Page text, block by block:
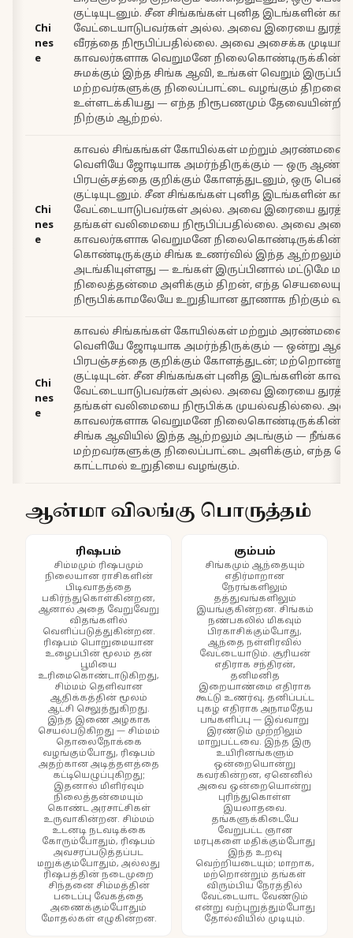
Chi
nes
e
குட்டியுடனும். சீன சிங்கங்கள் புனித இடங்களின்
வேட்டையாடுபவர்கள் அல்ல. அவை இரையை
வீரத்தை நிரூபிப்பதில்லை. அவை அசைக்க முடியாத
காவலர்களாக வெறுமனே
சுமக்கும் இந்த சிங்க ஆவி, உங்கள் வெறும்
மற்றவர்களுக்கு நிலைப்பாட்டை வழங்கும் திறனை
உள்ளடக்கியது — எந்த நிரூபணமும் தேவையின்றி
நிற்கும் ஆற்றல்.
Chi
nes
e
காவல் சிங்கங்கள் கோயில்கள் மற்றும்
வெளியே ஜோடியாக அமர்ந்திருக்கும் — ஒரு ஆண்
பிரபஞ்சத்தை குறிக்கும் கோளத்துடனும், ஒரு பெண்
குட்டியுடனும். சீன சிங்கங்கள் புனித இடங்களின்
வேட்டையாடுபவர்கள் அல்ல. அவை இரையை
தங்கள் வலிமையை நிரூபிப்பதில்லை. அவை
காவலர்களாக வெறுமனே
கொண்டிருக்கும் சிங்க உணர்வில் இந்த ஆற்றலும்
அடங்கியுள்ளது — உங்கள் இருப்பினால் மட்டுமே
நிலைத்தன்மை அளிக்கும் திறன், எந்த செயலையும்
நிரூபிக்காமலேயே உறுதியான தூணாக நிற்கும்
Chi
nes
e
காவல் சிங்கங்கள் கோயில்கள் மற்றும்
வெளியே ஜோடியாக அமர்ந்திருக்கும் — ஒன்று
பிரபஞ்சத்தை குறிக்கும் கோளத்துடன்; மற்றொன்று
குட்டியுடன். சீன சிங்கங்கள் புனித இடங்களின்
வேட்டையாடுபவர்கள் அல்ல. அவை இரையை
தங்கள் வலிமையை நிரூபிக்க முயல்வதில்லை.
காவலர்களாக வெறுமனே
சிங்க ஆவியில் இந்த ஆற்றலும் அடங்கும் — நீங்கள்
மற்றவர்களுக்கு நிலைப்பாட்டை அளிக்கும், எந்த
காட்டாமல் உறுதியை வழங்கும்.
ஆன்மா விலங்கு பொருத்தம்
ரிஷபம்
சிம்மமும் ரிஷபமும்
நிலையான ராசிகளின்
பிடிவாதத்தை
பகிர்ந்துகொள்கின்றன,
ஆனால் அதை வேறுவேறு
விதங்களில்
வெளிப்படுத்துகின்றன.
ரிஷபம் பொறுமையான
உழைப்பின் மூலம் தன்
பூமியை
உரிமைகொண்டாடுகிறது,
சிம்மம் தெளிவான
ஆதிக்கத்தின் மூலம்
ஆட்சி செலுத்துகிறது.
இந்த இணை அழகாக
செயல்படுகிறது — சிம்மம்
தொலைநோக்கை
வழங்கும்போது, ரிஷபம்
அதற்கான அடித்தளத்தை
கட்டியெழுப்புகிறது;
இதனால் மிளிர்வும்
நிலைத்தன்மையும்
கொண்ட அரசாட்சிகள்
உருவாகின்றன. சிம்மம்
உடனடி நடவடிக்கை
கோரும்போதும், ரிஷபம்
அவசரப்படுத்தப்பட
மறுக்கும்போதும், அல்லது
ரிஷபத்தின் நடைமுறை
சிந்தனை சிம்மத்தின்
படைப்பு வேகத்தை
அணைக்கும்போதும்
மோதல்கள் எழுகின்றன.
கும்பம்
சிங்கமும் ஆந்தையும்
எதிர்மாறான
நேரங்களிலும்
தத்துவங்களிலும்
இயங்குகின்றன. சிங்கம்
நண்பகலில் மிகவும்
பிரகாசிக்கும்போது,
ஆந்தை நள்ளிரவில்
வேட்டையாடும். சூரியன்
எதிராக சந்திரன்,
தனிமனித
இறையாண்மை எதிராக
கூட்டு உணர்வு, தனிப்பட்ட
புகழ் எதிராக அநாமதேய
பங்களிப்பு — இவ்வாறு
இரண்டும் முற்றிலும்
மாறுபட்டவை. இந்த இரு
உயிரினங்களும்
ஒன்றையொன்று
கவர்கின்றன, ஏனெனில்
அவை ஒன்றையொன்று
புரிந்துகொள்ள
இயலாதவை.
தங்களுக்கிடையே
வேறுபட்ட ஞான
மரபுகளை மதிக்கும்போது
இந்த உறவு
வெற்றியடையும்; மாறாக,
மற்றொன்றும் தங்கள்
விரும்பிய நேரத்தில்
வேட்டையாட வேண்டும்
என்று வற்புறுத்தும்போது
தோல்வியில் முடியும்.